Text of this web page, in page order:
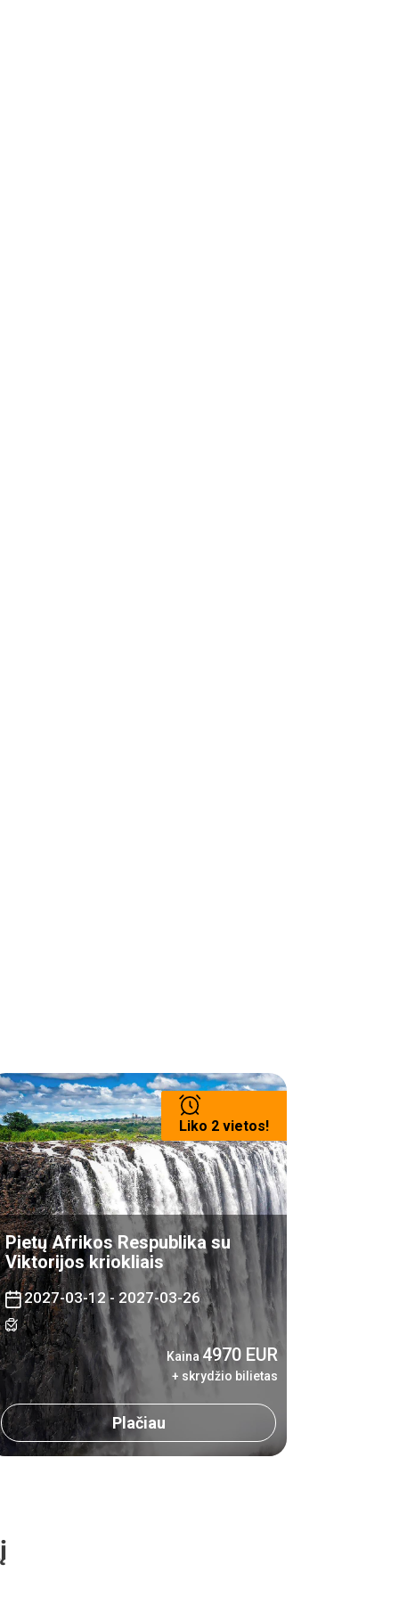
Liko 2 vietos!
Pietų Afrikos Respublika su
Viktorijos kriokliais
2027-03-12 - 2027-03-26
Kaina 4970 EUR
+ skrydžio bilietas
Plačiau